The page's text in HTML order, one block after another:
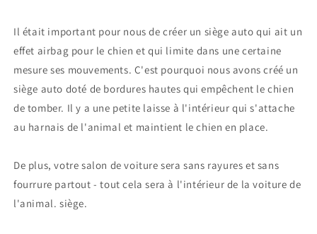
Il était important pour nous de créer un siège auto qui ait un
effet airbag pour le chien et qui limite dans une certaine
mesure ses mouvements. C'est pourquoi nous avons créé un
siège auto doté de bordures hautes qui empêchent le chien
de tomber. Il y a une petite laisse à l'intérieur qui s'attache
au harnais de l'animal et maintient le chien en place.
De plus, votre salon de voiture sera sans rayures et sans
fourrure partout - tout cela sera à l'intérieur de la voiture de
l'animal. siège.